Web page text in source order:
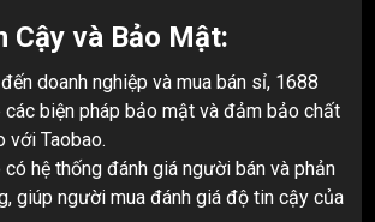
Cậy và Bảo Mật:
doanh nghiệp và mua bán sỉ, 1688
biện pháp bảo mật và đảm bảo chất
với Taobao.
có hệ thống đánh giá người bán và phản
giúp người mua đánh giá độ tin cậy của